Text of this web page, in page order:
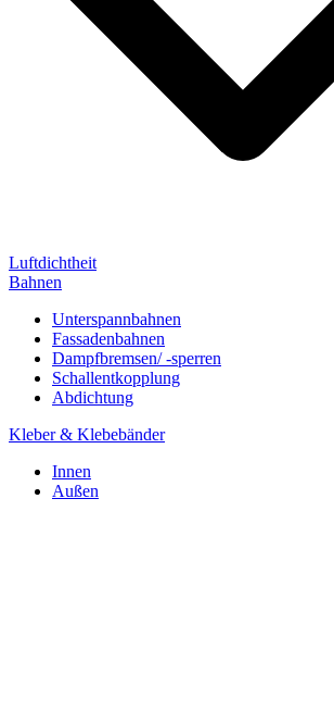
Luftdichtheit
Bahnen
Unterspannbahnen
Fassadenbahnen
Dampfbremsen/ -sperren
Schallentkopplung
Abdichtung
Kleber & Klebebänder
Innen
Außen